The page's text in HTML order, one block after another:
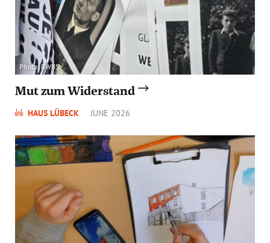
Photo: BWBS
Mut zum Widerstand
HAUS LÜBECK JUNE 2026